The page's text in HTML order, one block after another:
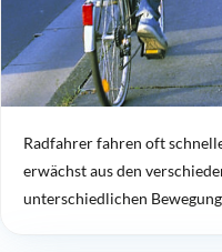
Radfahrer fahren oft
erwächst aus den
unterschiedlichen